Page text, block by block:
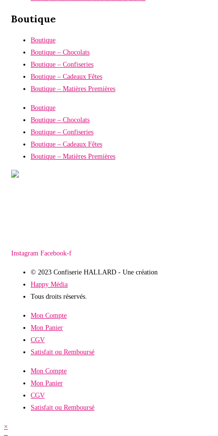
Boutique
Boutique
Boutique – Chocolats
Boutique – Confiseries
Boutique – Cadeaux Fêtes
Boutique – Matières Premières
Boutique
Boutique – Chocolats
Boutique – Confiseries
Boutique – Cadeaux Fêtes
Boutique – Matières Premières
Instagram Facebook-f
© 2023 Confiserie HALLARD - Une création
Happy Média
Tous droits réservés.
Mon Compte
Mon Panier
CGV
Satisfait ou Remboursé
Mon Compte
Mon Panier
CGV
Satisfait ou Remboursé
×